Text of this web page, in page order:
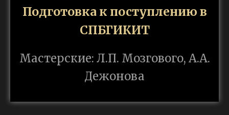
Подготовка к поступлению в
СПБГИКИТ
Мастерские: Л.П. Мозгового, А.А.
Дежонова